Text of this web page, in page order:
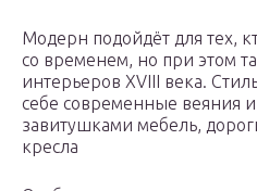
Модерн подойдёт для тех,
со временем, но при этом
интерьеров XVIII века.
себе современные веяния
завитушками мебель,
кресла